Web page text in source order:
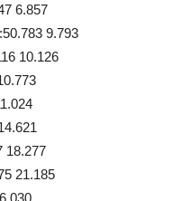
6.857
9.793
10.126
18.277
21.185